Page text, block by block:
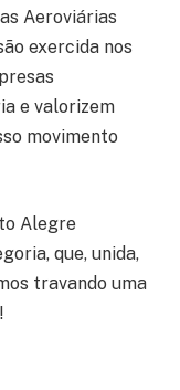
Aeroviárias
exercida nos
e valorizem
movimento
Alegre
que, unida,
travando uma